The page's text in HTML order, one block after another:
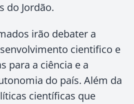
do Jordão.
irão debater a
cientifico e
para a ciência e a
do país. Além da
científicas que